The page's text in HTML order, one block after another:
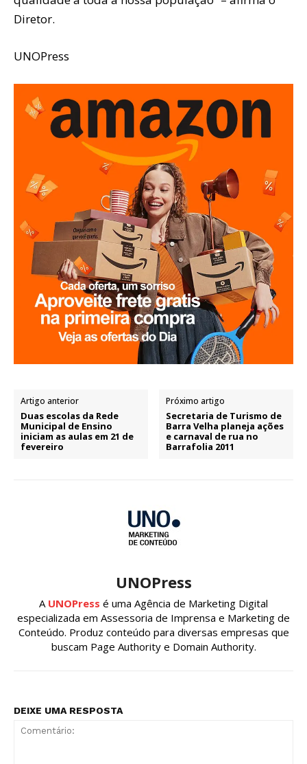
Diretor.
UNOPress
Artigo anterior
Duas escolas da Rede
Municipal de Ensino
iniciam as aulas em 21 de
fevereiro
Próximo artigo
Secretaria de Turismo de
Barra Velha planeja ações
e carnaval de rua no
Barrafolia 2011
UNOPress
A UNOPress é uma Agência de Marketing Digital
especializada em Assessoria de Imprensa e Marketing de
Conteúdo. Produz conteúdo para diversas empresas que
buscam Page Authority e Domain Authority.
DEIXE UMA RESPOSTA